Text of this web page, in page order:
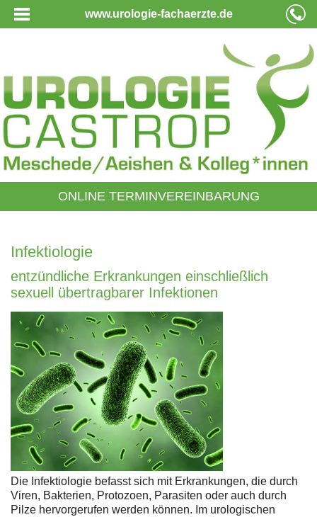
www.urologie-fachaerzte.de
ONLINE TERMINVEREINBARUNG
Infektiologie
entzündliche Erkrankungen einschließlich
sexuell übertragbarer Infektionen
Die Infektiologie befasst sich mit Erkrankungen, die durch
Viren, Bakterien, Protozoen, Parasiten oder auch durch
Pilze hervorgerufen werden können. Im urologischen